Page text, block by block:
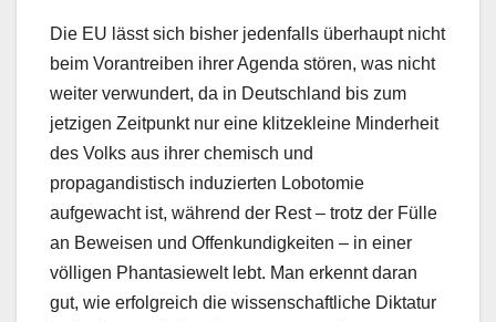
Die EU lässt sich bisher jedenfalls überhaupt nicht
beim Vorantreiben ihrer Agenda stören, was nicht
weiter verwundert, da in Deutschland bis zum
jetzigen Zeitpunkt nur eine klitzekleine Minderheit
des Volks aus ihrer chemisch und
propagandistisch induzierten Lobotomie
aufgewacht ist, während der Rest – trotz der Fülle
an Beweisen und Offenkundigkeiten – in einer
völligen Phantasiewelt lebt. Man erkennt daran
gut, wie erfolgreich die wissenschaftliche Diktatur